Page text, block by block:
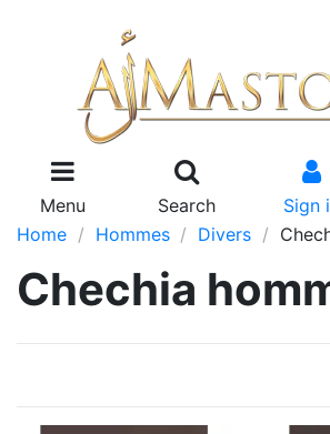
Menu Search Sign
Home
Hommes Divers
Chechia